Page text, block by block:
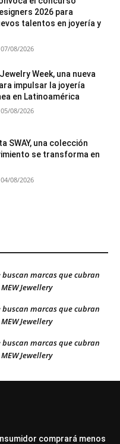
2026 para
talentos en joyería y
07/08/2026
Week, una nueva
impulsar la joyería
en Latinoamérica
05/08/2026
SWAY, una colección
se transforma en
04/08/2026
marcas que cubran
Jewellery
marcas que cubran
Jewellery
marcas que cubran
Jewellery
comprará menos